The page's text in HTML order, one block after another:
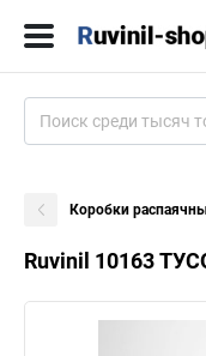
Коробки
Ruvinil 10163